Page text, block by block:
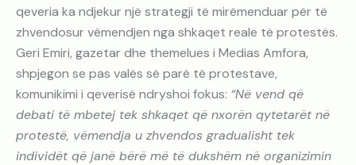
qeveria ka ndjekur një strategji të mirëmenduar për të
zhvendosur vëmendjen nga shkaqet reale të protestës.
Geri Emiri, gazetar dhe themelues i Medias Amfora,
shpjegon se pas valës së parë të protestave,
komunikimi i qeverisë ndryshoi fokus: “Në vend që
debati të mbetej tek shkaqet që nxorën qytetarët në
protestë, vëmendja u zhvendos gradualisht tek
individët që janë bërë më të dukshëm në organizimin